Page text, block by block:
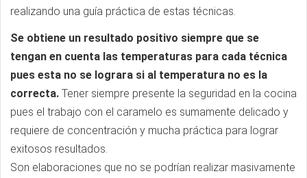
realizando una guía práctica de estas técnicas.
Se obtiene un resultado positivo siempre que se
tengan en cuenta las temperaturas para cada técnica
pues esta no se lograra si al temperatura no es la
correcta. Tener siempre presente la seguridad en la cocina
pues el trabajo con el caramelo es sumamente delicado y
requiere de concentración y mucha práctica para lograr
exitosos resultados.
Son elaboraciones que no se podrían realizar masivamente